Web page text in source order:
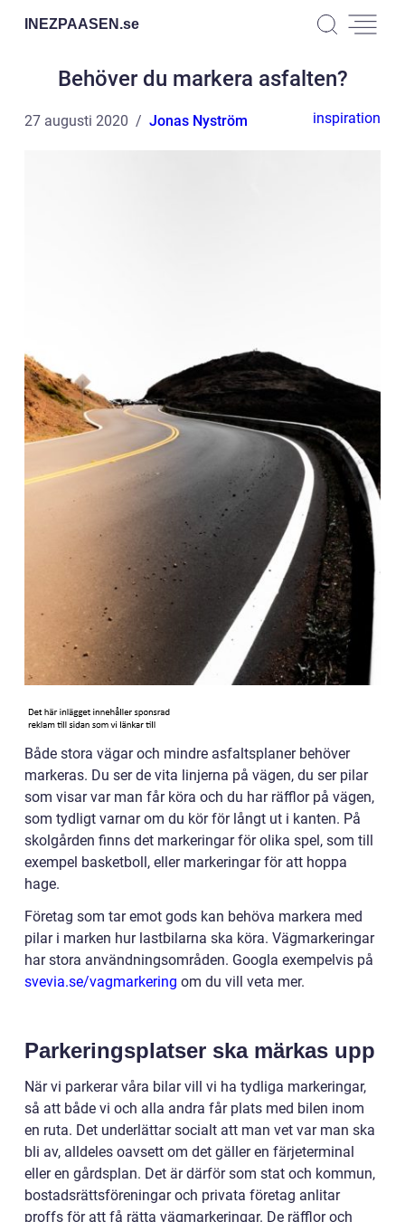
INEZPAASEN.se
Behöver du markera asfalten?
27 augusti 2020 Jonas Nyström inspiration
Både stora vägar och mindre asfaltsplaner behöver
markeras. Du ser de vita linjerna på vägen, du ser pilar
som visar var man får köra och du har räfflor på vägen,
som tydligt varnar om du kör för långt ut i kanten. På
skolgården finns det markeringar för olika spel, som till
exempel basketboll, eller markeringar för att hoppa
hage.
Företag som tar emot gods kan behöva markera med
pilar i marken hur lastbilarna ska köra. Vägmarkeringar
har stora användningsområden. Googla exempelvis på
svevia.se/vagmarkering om du vill veta mer.
Parkeringsplatser ska märkas upp
När vi parkerar våra bilar vill vi ha tydliga markeringar,
så att både vi och alla andra får plats med bilen inom
en ruta. Det underlättar socialt att man vet var man ska
bli av, alldeles oavsett om det gäller en färjeterminal
eller en gårdsplan. Det är därför som stat och kommun,
bostadsrättsföreningar och privata företag anlitar
proffs för att få rätta vägmarkeringar. De räfflor och